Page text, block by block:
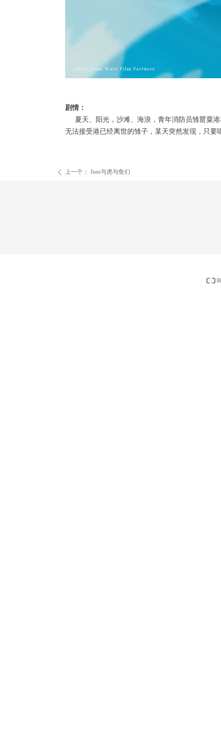
ꄴ 上一个： Jose与虎与鱼们
剧情：
夏天、阳光，沙滩、海浪，青年消防员雏罂粟港
无法接受港已经离世的雏子，某天突然发现，只